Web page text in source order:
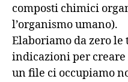
composti chimici
l’organismo umano).
Elaboriamo da zero le
indicazioni per creare
un file ci occupiamo